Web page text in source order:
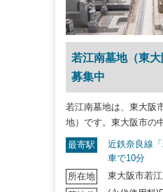
若江南墓地（東
募集中
若江南墓地は、東大阪
地）です。東大阪市の
最寄駅
近鉄奈良線「
車で10分
所在地
東大阪市若